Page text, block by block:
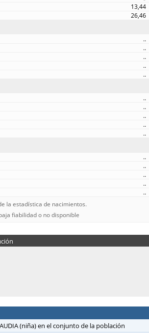
13,44
26,46
..
..
..
..
..
..
..
..
..
..
..
..
..
..
..
la estadística de nacimientos.
fiabilidad o no disponible
(niña) en el conjunto de la población